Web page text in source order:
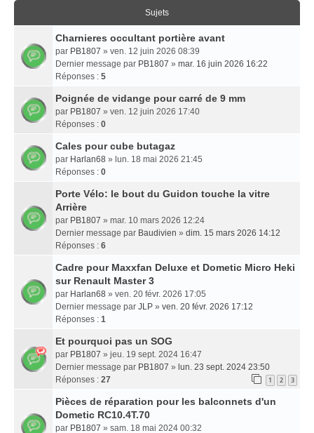
Sujets
Charnieres occultant portière avant
par PB1807 » ven. 12 juin 2026 08:39
Dernier message par PB1807 » mar. 16 juin 2026 16:22
Réponses : 5
Poignée de vidange pour carré de 9 mm
par PB1807 » ven. 12 juin 2026 17:40
Réponses : 0
Cales pour cube butagaz
par Harlan68 » lun. 18 mai 2026 21:45
Réponses : 0
Porte Vélo: le bout du Guidon touche la vitre
Arrière
par PB1807 » mar. 10 mars 2026 12:24
Dernier message par Baudivien » dim. 15 mars 2026 14:12
Réponses : 6
Cadre pour Maxxfan Deluxe et Dometic Micro Heki
sur Renault Master 3
par Harlan68 » ven. 20 févr. 2026 17:05
Dernier message par JLP » ven. 20 févr. 2026 17:12
Réponses : 1
Et pourquoi pas un SOG
par PB1807 » jeu. 19 sept. 2024 16:47
Dernier message par PB1807 » lun. 23 sept. 2024 23:50
Réponses : 27 1 2 3
Pièces de réparation pour les balconnets d'un
Dometic RC10.4T.70
par PB1807 » sam. 18 mai 2024 00:32